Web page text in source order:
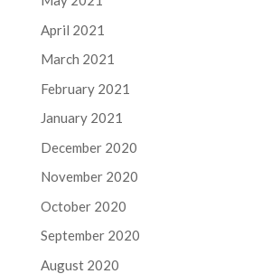
April 2021
March 2021
February 2021
January 2021
December 2020
November 2020
October 2020
September 2020
August 2020